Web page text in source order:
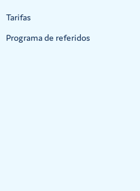
Tarifas
Programa de referidos